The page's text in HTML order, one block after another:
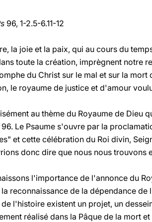
96, 1-2.5-6.11-12
la joie et la paix, qui au cours du
toute la création, imprègnent notre
du Christ sur le mal et sur la
le royaume de justice et d'amour
au thème du Royaume de Dieu
96. Le Psaume s'ouvre par la
et cette célébration du Roi divin,
donc dire que nous nous trouvons
l'importance de l'annonce du
la reconnaissance de la dépendance
l'histoire existent un projet, un
réalisé dans la Pâque de la mort